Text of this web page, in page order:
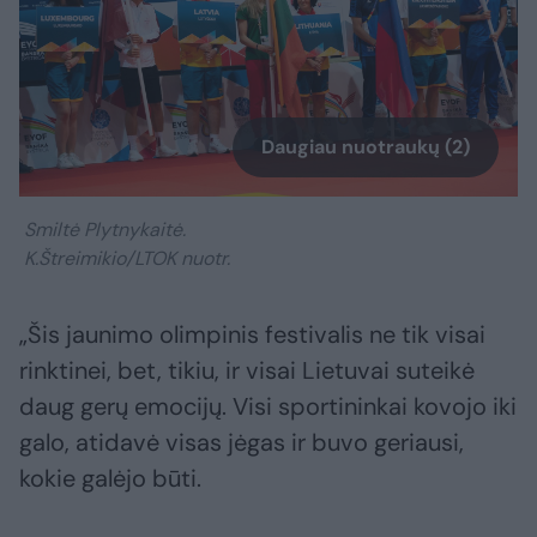
Daugiau nuotraukų (2)
Smiltė Plytnykaitė.
K.Štreimikio/LTOK nuotr.
„Šis jaunimo olimpinis festivalis ne tik visai
rinktinei, bet, tikiu, ir visai Lietuvai suteikė
daug gerų emocijų. Visi sportininkai kovojo iki
galo, atidavė visas jėgas ir buvo geriausi,
kokie galėjo būti.